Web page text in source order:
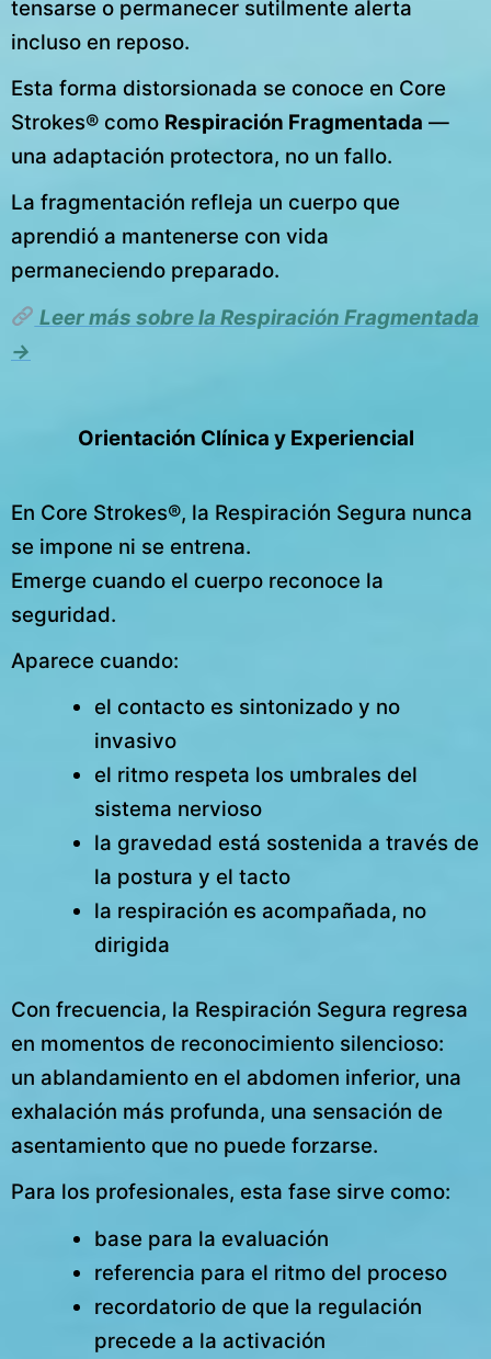
tensarse o permanecer sutilmente alerta
incluso en reposo.
Esta forma distorsionada se conoce en Core
Strokes® como Respiración Fragmentada —
una adaptación protectora, no un fallo.
La fragmentación refleja un cuerpo que
aprendió a mantenerse con vida
permaneciendo preparado.
Leer más sobre la Respiración Fragmentada
→
Orientación Clínica y Experiencial
En Core Strokes®, la Respiración Segura nunca
se impone ni se entrena.
Emerge cuando el cuerpo reconoce la
seguridad.
Aparece cuando:
el contacto es sintonizado y no
invasivo
el ritmo respeta los umbrales del
sistema nervioso
la gravedad está sostenida a través de
la postura y el tacto
la respiración es acompañada, no
dirigida
Con frecuencia, la Respiración Segura regresa
en momentos de reconocimiento silencioso:
un ablandamiento en el abdomen inferior, una
exhalación más profunda, una sensación de
asentamiento que no puede forzarse.
Para los profesionales, esta fase sirve como:
base para la evaluación
referencia para el ritmo del proceso
recordatorio de que la regulación
precede a la activación